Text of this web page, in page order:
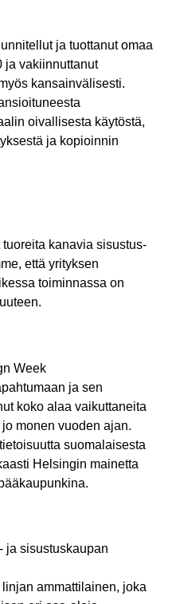
ja tuottanut omaa
ja vakiinnuttanut
kansainvälisesti.
oivallisesta käytöstä,
ja kopioinnin
kanavia sisustus-
että yrityksen
toiminnassa on
Week
ja sen
koko alaa vaikuttaneita
monen vuoden ajan.
suomalaisesta
Helsingin mainetta
ja sisustuskaupan
ammattilainen, joka